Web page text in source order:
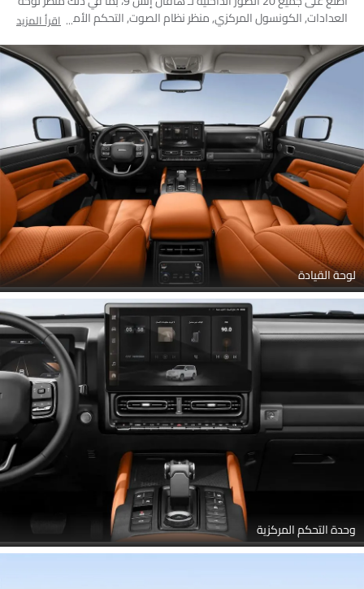
العدادات, الكونسول المركزي, منظر نظام الصوت, التحكم الأمامي في
قابلة للطي, المقاعد الأمامية, صندوق القفازات, منفذ ملحقات الطاقة,
مجموعة دواسات القدم, مصابيح الكرمى, عناصر التحكم في باب جانب
السائق من الداخل, التحكم الخلفي في المكيف, مقبض داخلي, مسند رأس
المقعد الأمامي, مسند رأس المقعد الخلفي, فتحات تكييف جانبية أمامية,
التحكم المركزي
اقرأ المزيد
لوحة القيادة
وحدة التحكم المركزية